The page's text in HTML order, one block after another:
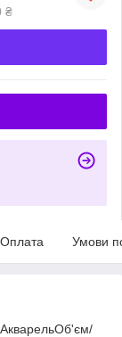
₴
Оплата Умови